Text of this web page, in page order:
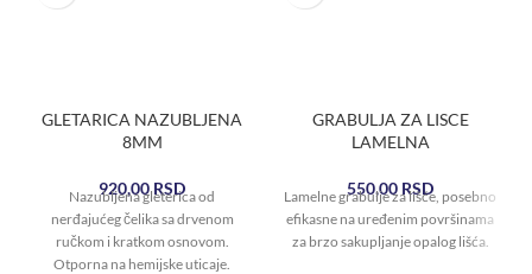
GLETARICA NAZUBLJENA
8MM
920,00RSD
Nazubljena gleterica od
nerđajućeg čelika sa drvenom
ručkom i kratkom osnovom.
Otporna na hemijske uticaje.
GRABULJA ZA LISCE
LAMELNA
550,00 RSD
Lamelne grabulje za lišće, posebno
efikasne na uređenim površinama
za brzo sakupljanje opalog lišća.